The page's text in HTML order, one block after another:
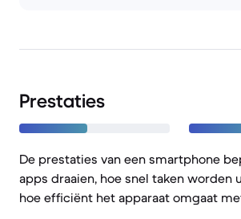
Prestaties
De prestaties van een smartphone
apps draaien, hoe snel taken worden
hoe efficiënt het apparaat omgaat